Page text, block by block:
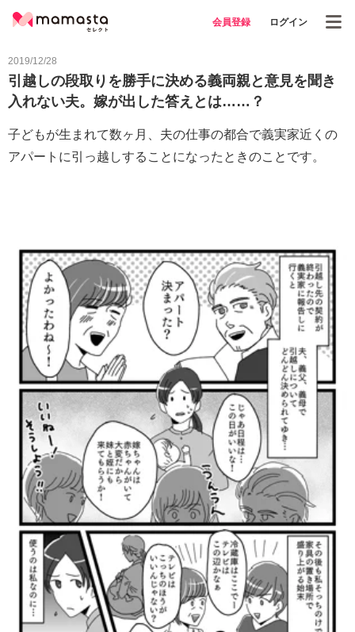
会員登録 ログイン
2019/12/28
引越しの段取りを勝手に決める義両親と意見を聞き
入れない夫。嫁が出した答えとは……？
子どもが生まれて数ヶ月、夫の仕事の都合で義実家近くの
アパートに引っ越しすることになったときのことです。